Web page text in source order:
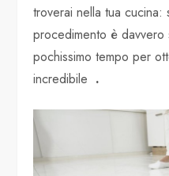
troverai nella tua
procedimento è davvero
pochissimo tempo per
incredibile .